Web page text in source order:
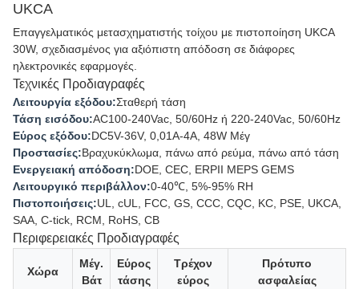
UKCA
Επαγγελματικός μετασχηματιστής τοίχου με πιστοποίηση UKCA
30W, σχεδιασμένος για αξιόπιστη απόδοση σε διάφορες
ηλεκτρονικές εφαρμογές.
Τεχνικές Προδιαγραφές
Λειτουργία εξόδου:Σταθερή τάση
Τάση εισόδου:AC100-240Vac, 50/60Hz ή 220-240Vac, 50/60Hz
Εύρος εξόδου:DC5V-36V, 0,01A-4A, 48W Μέγ
Προστασίες:Βραχυκύκλωμα, πάνω από ρεύμα, πάνω από τάση
Ενεργειακή απόδοση:DOE, CEC, ERPII MEPS GEMS
Λειτουργικό περιβάλλον:0-40℃, 5%-95% RH
Πιστοποιήσεις:UL, cUL, FCC, GS, CCC, CQC, KC, PSE, UKCA,
SAA, C-tick, RCM, RoHS, CB
Περιφερειακές Προδιαγραφές
Χώρα
Μέγ.
Βάτ
Εύρος
τάσης
Τρέχον
εύρος
Πρότυπο
ασφαλείας